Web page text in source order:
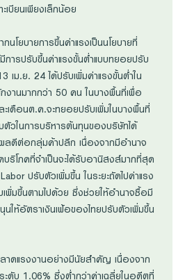
บียนเพียงเล็กน้อย
นโยบายการขึ้นค่าแรงเป็นนโยบายที่
มีการปรับขึ้นค่าแรงขั้นต่ำแบบทยอยปรับ
ม.ย. 24 ได้ปรับเพิ่มค่าแรงขั้นต่ำใน
งานมากกว่า 50 คน ในบางพื้นที่เพื่อ
ะเดือนต.ค.จะทยอยปรับเพิ่มในบางพื้นที่
ตัวในการบริหารต้นทุนของบริษัทได้
ผลดีต่อกลุ่มค้าปลีก เนื่องจากมีอำนาจ
ริโภคที่จำเป็นจะได้รับอานิสงส์มากที่สุด
ปรับตัวเพิ่มขึ้น ในระยะถัดไปค่าแรง
พิ่มขึ้นตามไปด้วย ซึ่งช่วยให้อำนาจซื้อมี
นให้อัตราเงินเฟ้อของไทยปรับตัวเพิ่มขึ้น
ลาดแรงงานอย่างมีนัยสำคัญ เนื่องจาก
ดับ 1.06% ซึ่งต่ำกว่าค่าเฉลี่ยในอดีตที่